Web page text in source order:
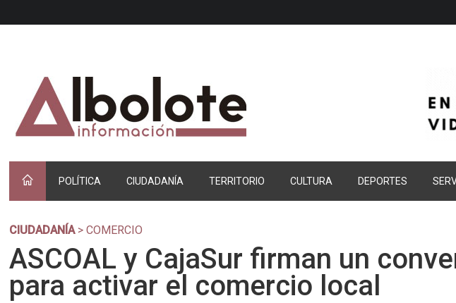
POLÍTICA CIUDADANÍA TERRITORIO CULTURA DEPORTES
CIUDADANÍA> COMERCIO
ASCOAL y CajaSur firman un
para activar el comercio local